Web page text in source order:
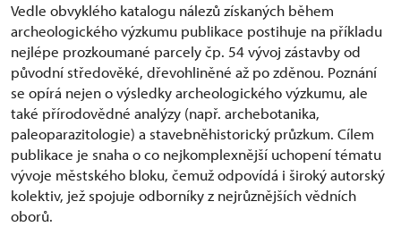
Vedle obvyklého katalogu nálezů získaných během
archeologického výzkumu publikace postihuje na příkladu
nejlépe prozkoumané parcely čp. 54 vývoj zástavby od
původní středověké, dřevohliněné až po zděnou. Poznání
se opírá nejen o výsledky archeologického výzkumu, ale
také přírodovědné analýzy (např. archebotanika,
paleoparazitologie) a stavebněhistorický průzkum. Cílem
publikace je snaha o co nejkomplexnější uchopení tématu
vývoje městského bloku, čemuž odpovídá i široký autorský
kolektiv, jež spojuje odborníky z nejrůznějších vědních
oborů.